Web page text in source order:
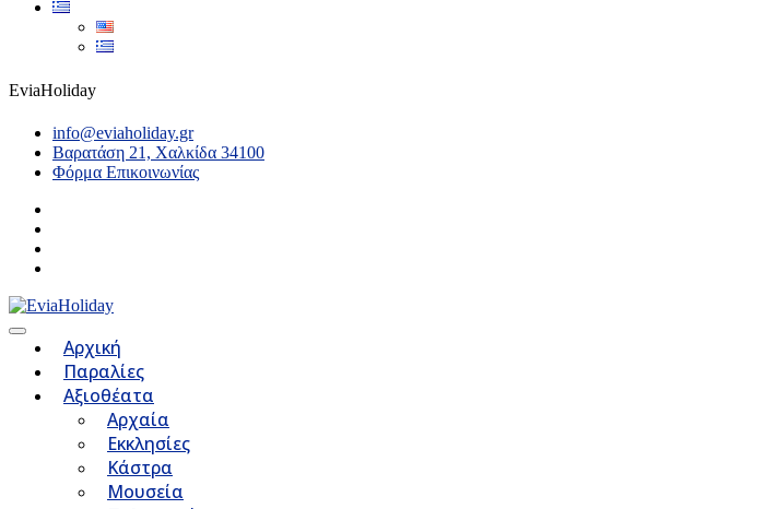
EviaHoliday
info@eviaholiday.gr
Βαρατάση 21, Χαλκίδα 34100
Φόρμα Επικοινωνίας
Αρχική
Παραλίες
Αξιοθέατα
Αρχαία
Εκκλησίες
Κάστρα
Μουσεία